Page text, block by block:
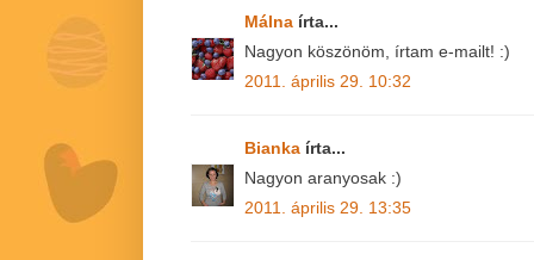
Málna írta...
Nagyon köszönöm, írtam e-mailt! :)
2011. április 29. 10:32
Bianka írta...
Nagyon aranyosak :)
2011. április 29. 13:35